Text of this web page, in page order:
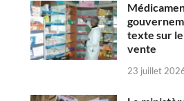
texte sur
vente
23 juillet